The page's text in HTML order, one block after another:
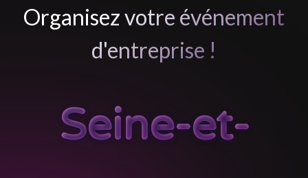
Organisez votre événement
d'entreprise !
Seine-et-